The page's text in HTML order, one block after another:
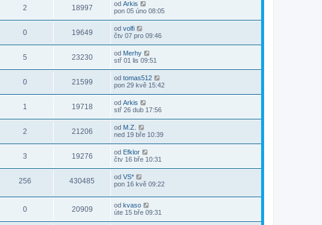
2 18997 od Arkis
pon 05 úno 08:05
0 19649 od volfi
čtv 07 pro 09:46
5 23230 od Merhy
stř 01 lis 09:51
0 21599 od tomas512
pon 29 kvě 15:42
1 19718 od Arkis
stř 26 dub 17:56
2 21206 od M.Z.
ned 19 bře 10:39
3 19276 od Efklor
čtv 16 bře 10:31
256 430485 od VS*
pon 16 kvě 09:22
0 20909 od kvaso
úte 15 bře 09:31